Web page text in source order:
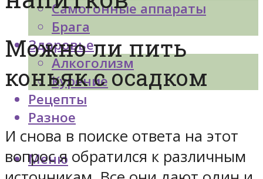
Самогонные аппараты
Брага
Здоровье
Алкоголизм
Курение
Рецепты
Разное
Меню
Можно ли пить
коньяк с осадком
И снова в поиске ответа на этот
вопрос я обратился к различным